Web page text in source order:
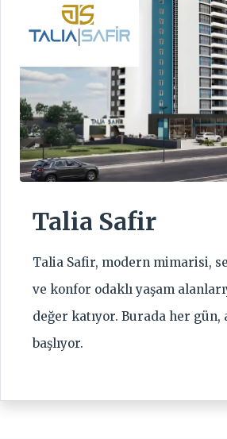
Talia Safir
Talia Safir, modern mimarisi,
ve konfor odaklı yaşam
değer katıyor. Burada her gün,
başlıyor.